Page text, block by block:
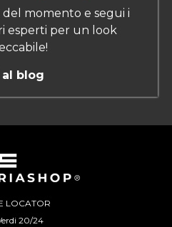
momento e segui i
esperti per un look
al blog
LOCATOR
20/24